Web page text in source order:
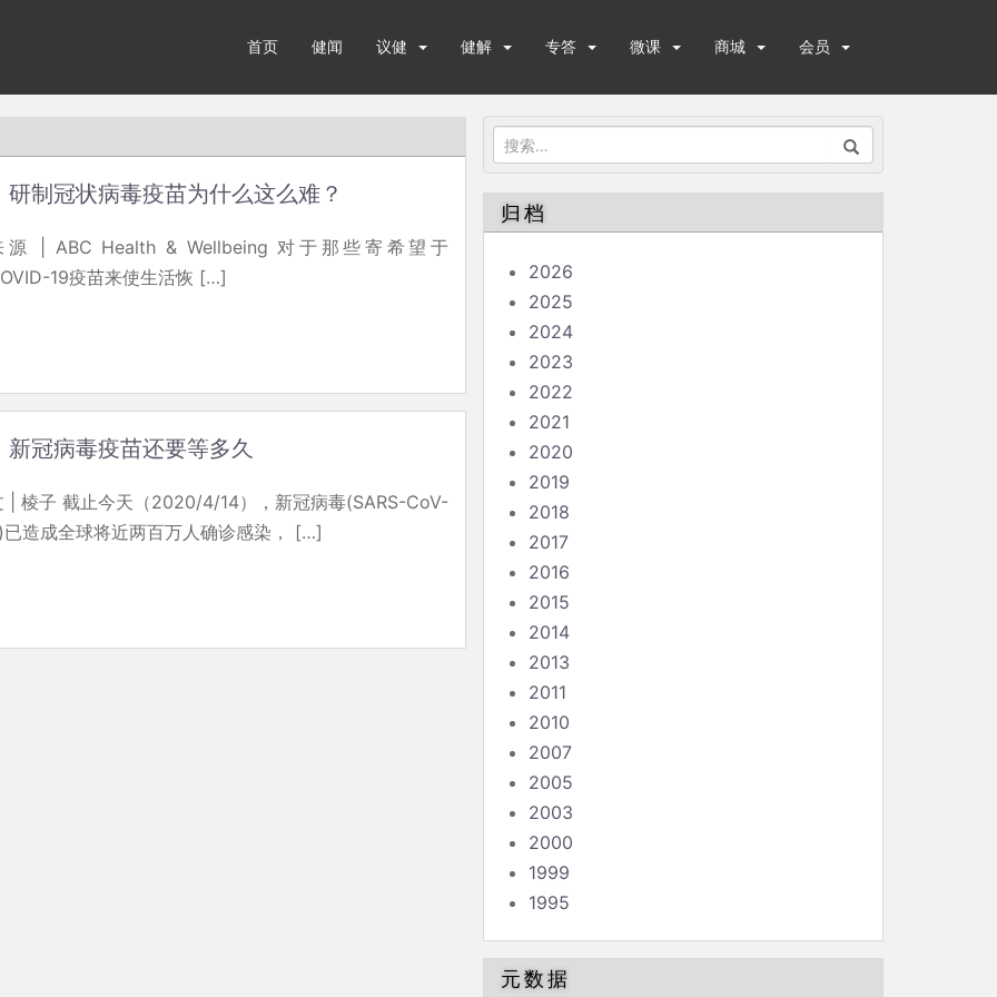
首页 健闻 议健 健解 专答 微课 商城 会员
搜
索：
研制冠状病毒疫苗为什么这么难？
源 | ABC Health & Wellbeing 对于那些寄希望于
19疫苗来使生活恢 […]
新冠病毒疫苗还要等多久
| 棱子 截止今天（2020/4/14），新冠病毒(SARS-CoV-
造成全球将近两百万人确诊感染， […]
归档
2026
2025
2024
2023
2022
2021
2020
2019
2018
2017
2016
2015
2014
2013
2011
2010
2007
2005
2003
2000
1999
1995
元数据